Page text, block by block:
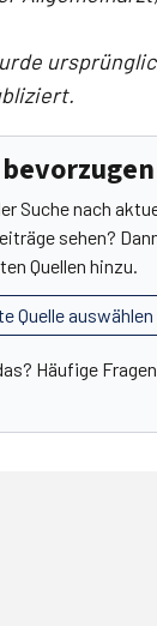
Suche nach
sehen?
Quellen hinzu.
Quelle auswählen
Häufige